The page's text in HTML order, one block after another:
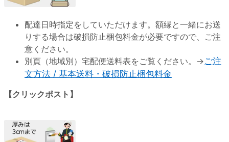
配達日時指定をしていただけます。額縁と一緒にお送
りする場合は破損防止梱包料金が必要ですので、ご注
意ください。
別頁（地域別）宅配便送料表をご覧ください。→ご注
文方法 / 基本送料・破損防止梱包料金
【クリックポスト】